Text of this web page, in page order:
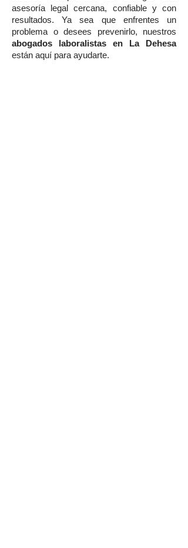
asesoría legal cercana, confiable y con
resultados. Ya sea que enfrentes un
problema o desees prevenirlo, nuestros
abogados laboralistas en La Dehesa
están aquí para ayudarte.